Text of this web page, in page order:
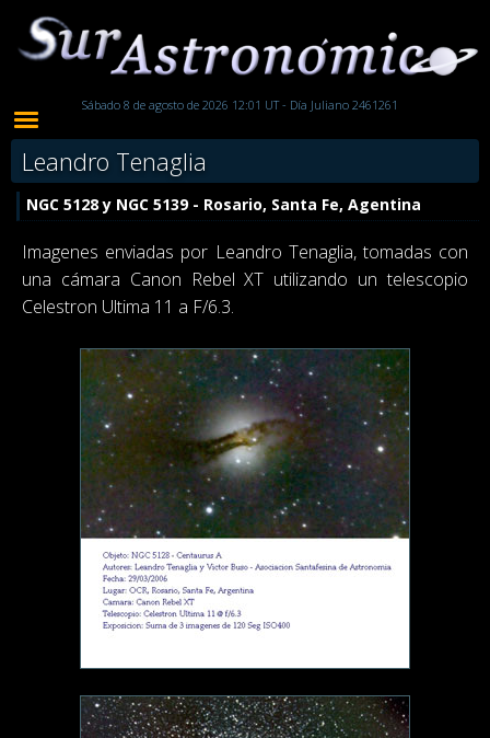
Sábado 8 de agosto de 2026 12:01 UT - Día Juliano 2461261
Leandro Tenaglia
NGC 5128 y NGC 5139 - Rosario, Santa Fe, Agentina
Imagenes enviadas por Leandro Tenaglia, tomadas con
una cámara Canon Rebel XT utilizando un telescopio
Celestron Ultima 11 a F/6.3.